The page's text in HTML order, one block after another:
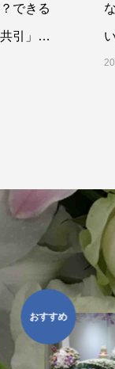
できる
引」と
意味
おすすめ